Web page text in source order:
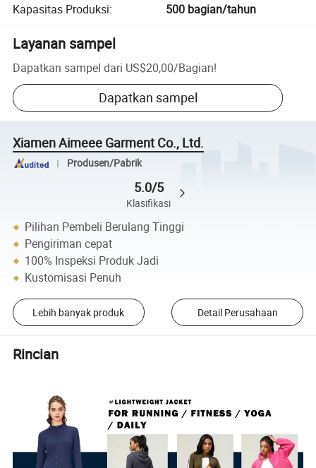
Kapasitas Produksi: 500 bagian/tahun
Layanan sampel
Dapatkan sampel dari US$20,00/Bagian!
Dapatkan sampel
Xiamen Aimeee Garment Co., Ltd.
Produsen/Pabrik
5.0/5
Klasifikasi
Pilihan Pembeli Berulang Tinggi
Pengiriman cepat
100% Inspeksi Produk Jadi
Kustomisasi Penuh
Lebih banyak produk Detail Perusahaan
Rincian